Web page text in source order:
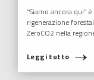
“Siamo ancora qui”
rigenerazione
ZeroCO2 nella
Leggi tutto